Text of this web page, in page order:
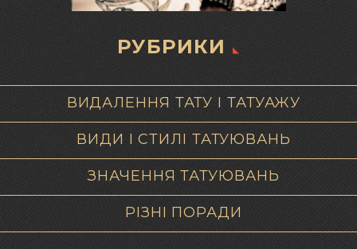
РУБРИКИ
ВИДАЛЕННЯ ТАТУ І ТАТУАЖУ
ВИДИ І СТИЛІ ТАТУЮВАНЬ
ЗНАЧЕННЯ ТАТУЮВАНЬ
РІЗНІ ПОРАДИ